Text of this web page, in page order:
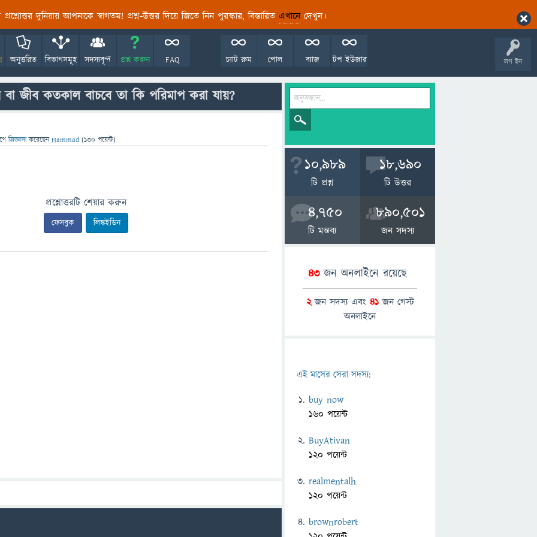
প্রশ্নোত্তর দুনিয়ায় আপনাকে স্বাগতম! প্রশ্ন-উত্তর দিয়ে জিতে নিন পুরস্কার, বিস্তারিত এখানেদেখুন।
লগ ইন
অনুত্তরিত বিভাগসমূহ সদস্যবৃন্দ প্রশ্ন করুন FAQ টপ ইউজার
ব্যাজ
পোল
চ্যাট রুম
বা জীব কতকাল বাচবে তা কি পরিমাপ করা যায়?
জিজ্ঞাসাকরেছেনHammad (130 পয়েন্ট)
প্রশ্নোত্তরটি শেয়ার করুন
ফেসবুক লিঙ্কইডিন
10,989
টি প্রশ্ন
18,690
টি উত্তর
4,750
টি মন্তব্য
890,501
জন সদস্য
43জন অনলাইনে রয়েছে
2জন সদস্য এবং 41জন গেস্ট
অনলাইনে
এই মাসের সেরা সদস্য:
buy now
160 পয়েন্ট
BuyAtivan
120 পয়েন্ট
realmentalh
120 পয়েন্ট
brownrobert